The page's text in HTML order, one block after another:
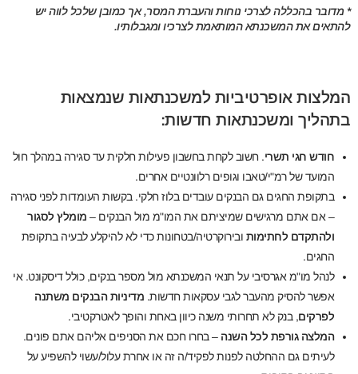
* מדובר בהכללה לצרכי נוחות והעברת המסר, אך כמובן שלכל לווה יש
להתאים את המשכנתא המותאמת לצרכיו ומגבלותיו.
המלצות אופרטיביות למשכנתאות שנמצאות
בתהליך ומשכנתאות חדשות:
חודש חגי תשרי. חשוב לקחת בחשבון פעילות חלקית עד סגירה במהלך חול
המועד של רמ"י/טאבו וגופים רלוונטיים אחרים.
בתקופת החגים גם הבנקים עובדים בלוז חלקי. בקשות העומדות לפני סגירה
– אם אתם מרגישים שמיציתם את המו"מ מול הבנקים – מומלץ לסגור
ולהתקדם לחתימות ובירוקרטיה/בטחונות כדי לא להיקלע לבעיה בתקופת
החגים.
לנהל מו"מ אגרסיבי על תנאי המשכנתא מול מספר בנקים, כולל דיסקונט. אי
אפשר להסיק מהעבר לגבי עסקאות חדשות. מדיניות הבנקים משתנה
לפרקים, בנק לא תחרותי משנה כיוון באחת והופך לאטרקטיבי.
המלצה גורפת לכל השנה – בחרו חכם את הסניפים אליהם אתם פונים.
לעיתים גם ההחלטה לפנות לפקיד/ה זה או אחרת עלול/עשוי להשפיע על